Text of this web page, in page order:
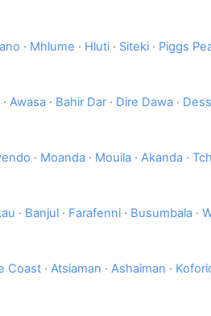
· Mhlume · Hluti · Siteki · Piggs
· Awasa · Bahir Dar· Dire Dawa ·
· Moanda · Mouila · Akanda ·
· Banjul · Farafenni · Busumbala ·
Coast · Atsiaman · Ashaiman ·